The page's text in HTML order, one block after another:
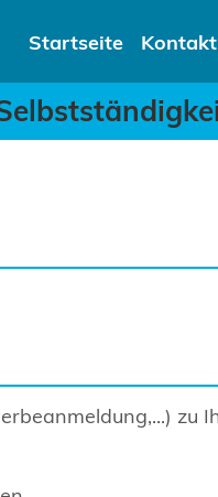
Startseite Kontakt
zu